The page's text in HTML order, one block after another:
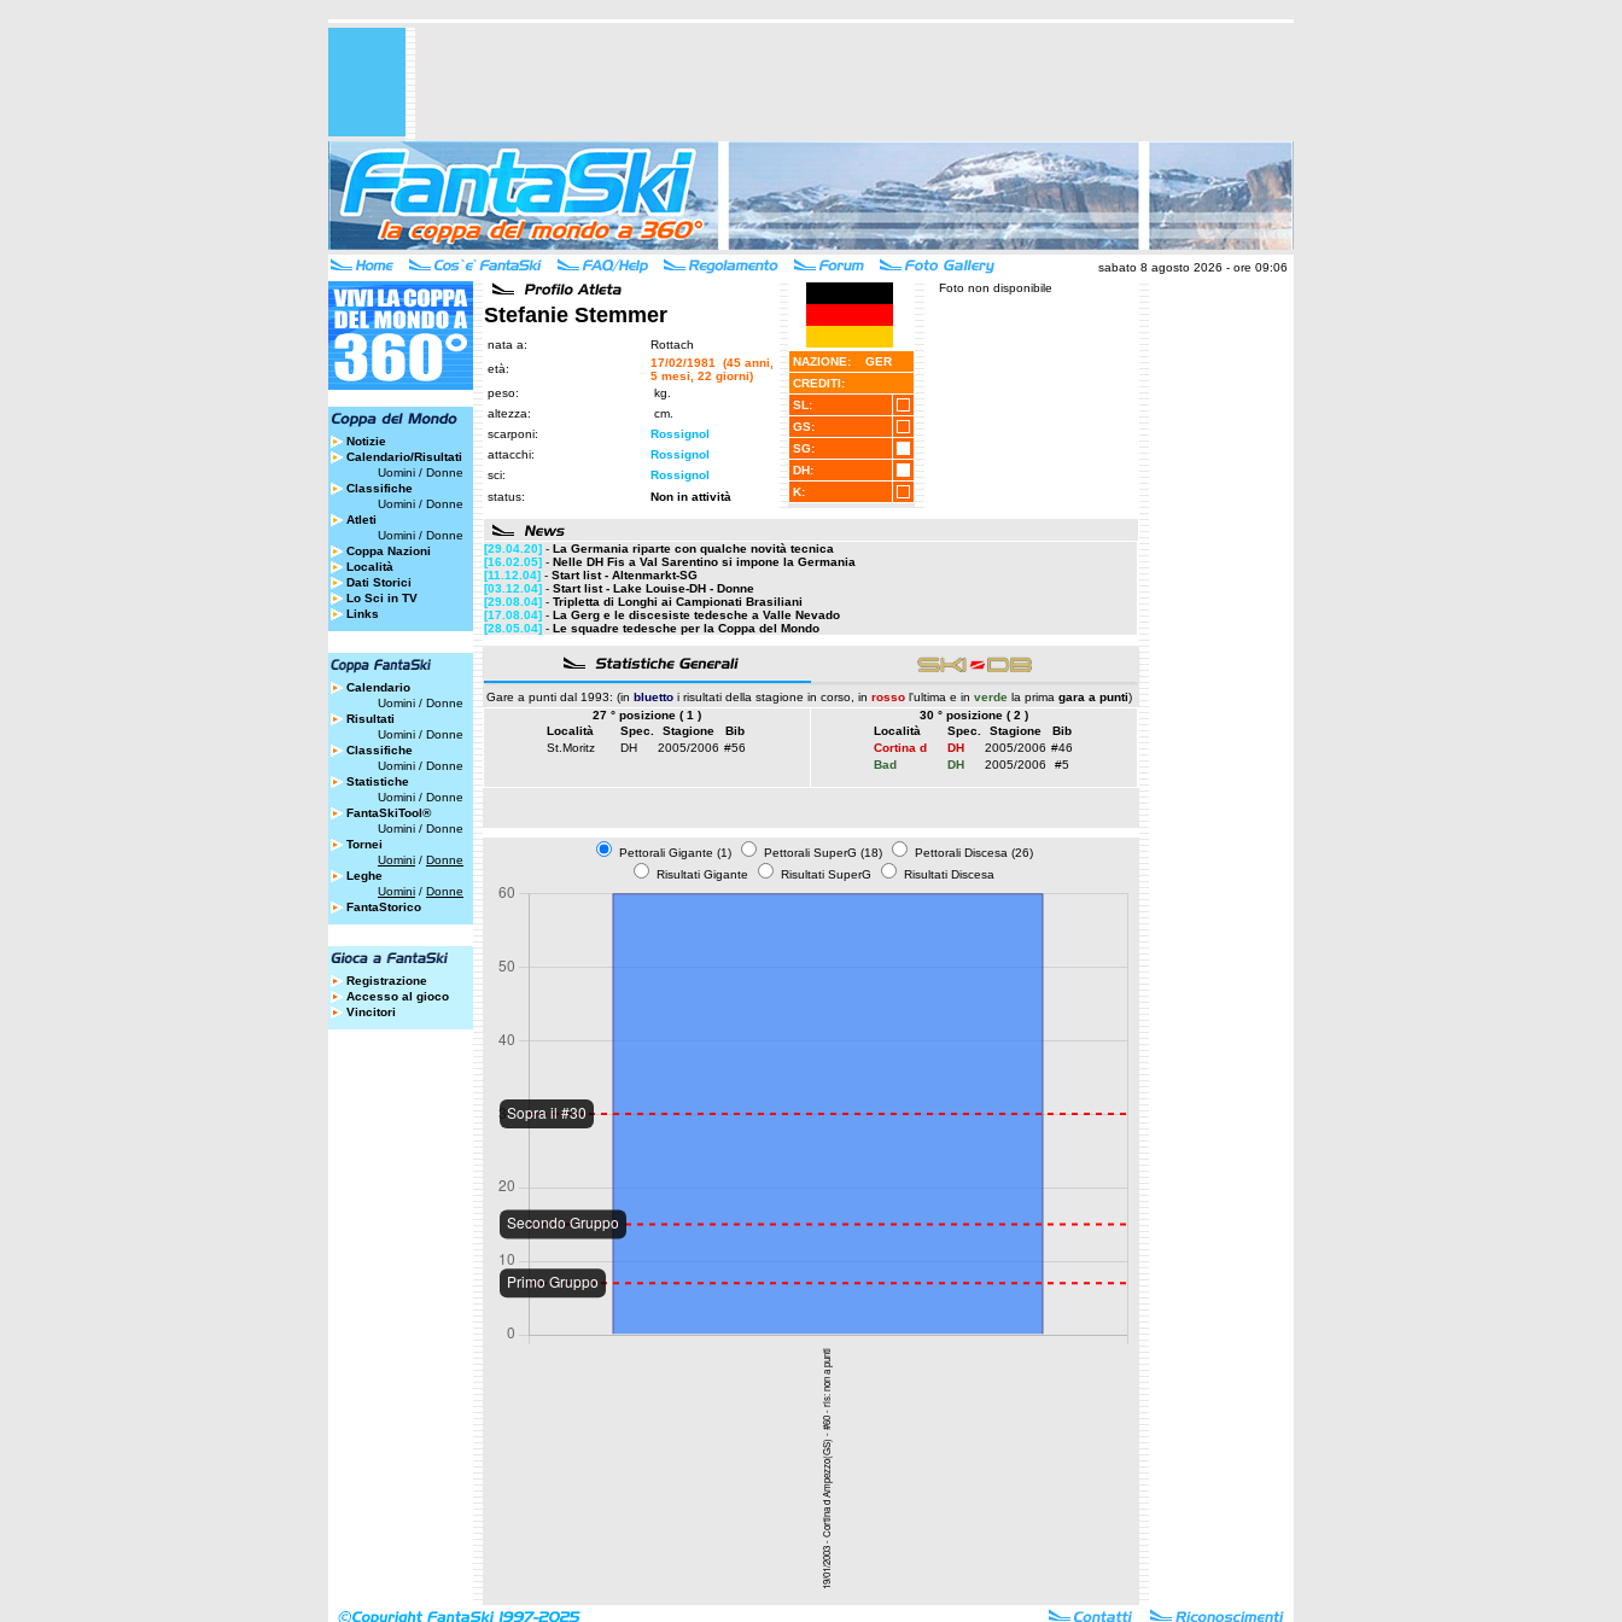
sabato 8 agosto 2026 - ore 09:06
Notizie
Calendario/Risultati
Uomini / Donne
Classifiche
Uomini / Donne
Atleti
Uomini / Donne
Coppa Nazioni
Località
Dati Storici
Lo Sci in TV
Links
Calendario
Uomini / Donne
Risultati
Uomini / Donne
Classifiche
Uomini / Donne
Statistiche
Uomini / Donne
FantaSkiTool®
Uomini / Donne
Tornei
Uomini / Donne
Leghe
Uomini / Donne
FantaStorico
Registrazione
Accesso al gioco
Vincitori
Stefanie Stemmer
nata a:
Rottach
età:
17/02/1981 (45 anni,
5 mesi, 22 giorni)
peso:
kg.
altezza:
cm.
scarponi:
Rossignol
attacchi:
Rossignol
sci:
Rossignol
status:
Non in attività
NAZIONE: GER
CREDITI:
SL:
GS:
SG:
DH:
K:
Foto non disponibile
[29.04.20] - La Germania riparte con qualche novità tecnica
[16.02.05] - Nelle DH Fis a Val Sarentino si impone la Germania
[11.12.04] - Start list - Altenmarkt-SG
[03.12.04] - Start list - Lake Louise-DH - Donne
[29.08.04] - Tripletta di Longhi ai Campionati Brasiliani
[17.08.04] - La Gerg e le discesiste tedesche a Valle Nevado
[28.05.04] - Le squadre tedesche per la Coppa del Mondo
Gare a punti dal 1993: (in bluetto i risultati della stagione in corso, in rosso l'ultima e in verde la prima gara a punti)
27 ° posizione ( 1 )
Località
Spec. Stagione
Bib
St.Moritz
DH 2005/2006 #56
30 ° posizione ( 2 )
Località
Spec. Stagione
Bib
Cortina d
DH 2005/2006 #46
Bad
DH 2005/2006 #5
Pettorali Gigante (1) Pettorali SuperG (18)
Pettorali Discesa (26)
Risultati Gigante
Risultati SuperG Risultati Discesa